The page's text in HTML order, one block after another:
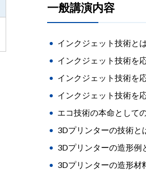
一般講演内容
インクジェット技術と
インクジェット技術を
インクジェット技術を
インクジェット技術を
エコ技術の本命として
3Dプリンターの技術と
3Dプリンターの造形例
3Dプリンターの造形材